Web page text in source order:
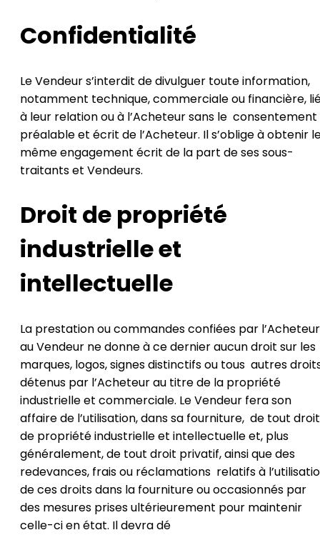
Confidentialité
Le Vendeur s’interdit de divulguer toute information,
notamment technique, commerciale ou financière,
à leur relation ou à l’Acheteur sans le consentement
préalable et écrit de l’Acheteur. Il s’oblige à obtenir
même engagement écrit de la part de ses sous-
traitants et Vendeurs.
Droit de propriété
industrielle et
intellectuelle
La prestation ou commandes confiées par l’Acheteur
au Vendeur ne donne à ce dernier aucun droit sur les
marques, logos, signes distinctifs ou tous autres
détenus par l’Acheteur au titre de la propriété
industrielle et commerciale. Le Vendeur fera son
affaire de l’utilisation, dans sa fourniture, de tout
de propriété industrielle et intellectuelle et, plus
généralement, de tout droit privatif, ainsi que des
redevances, frais ou réclamations relatifs à
de ces droits dans la fourniture ou occasionnés par
des mesures prises ultérieurement pour maintenir
celle-ci en état. Il devra dé